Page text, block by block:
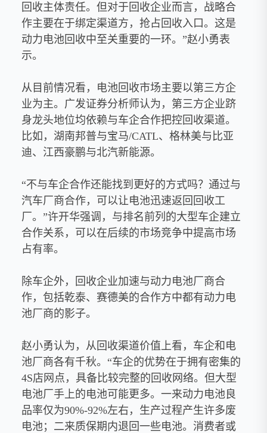
回收主体责任。但对于回收企业而言，战略合
作主要在于绑定渠道方，抢占回收入口。这是
动力电池回收中至关重要的一环。”赵小勇表
示。
从目前情况看，电池回收市场主要以第三方企
业为主。广发证券分析师认为，第三方企业跻
身龙头地位均依赖与车企合作把控回收渠道。
比如，湖南邦普与宝马/CATL、格林美与比亚
迪、江西豪鹏与北汽新能源。
“不与车企合作还能找到更好的方式吗？通过与
汽车厂商合作，可以让电池迅速返回回收工
厂。”许开华强调，与排名前列的大型车企建立
合作关系，可以在后续的市场竞争中提高市场
占有率。
除车企外，回收企业加速与动力电池厂商合
作，包括乾泰、赛德美的合作方中都有动力电
池厂商的影子。
赵小勇认为，从回收渠道价值上看，车企和电
池厂商各有千秋。“车企的优势在于拥有密集的
4S店网点，具备比较完整的回收网络。但大型
电池厂手上的电池可能更多。一来动力电池良
品率仅为90%-92%左右，生产过程产生许多废
电池；二来质保期内退回一些电池。消费者或